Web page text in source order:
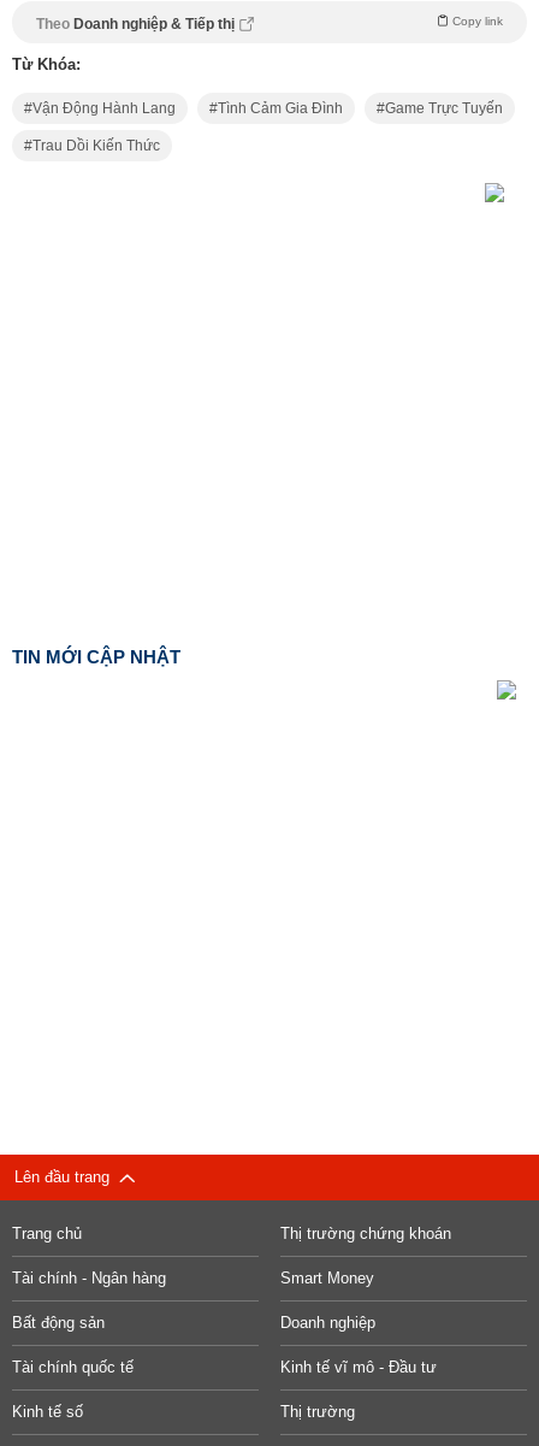
Theo Doanh nghiệp & Tiếp thị Copy link
Từ Khóa:
Vận Động Hành Lang Tình Cảm Gia Đình Game Trực Tuyến
Trau Dồi Kiến Thức
TIN MỚI CẬP NHẬT
Lên đầu trang
Trang chủ Thị trường chứng khoán
Tài chính - Ngân hàng Smart Money
Bất động sản Doanh nghiệp
Tài chính quốc tế Kinh tế vĩ mô - Đầu tư
Kinh tế số Thị trường